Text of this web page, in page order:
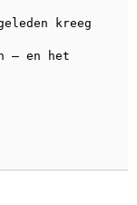
kreeg
– en het